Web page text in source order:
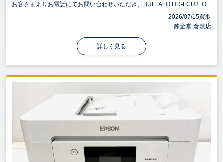
お客さまよりお電話にてお問い合わせいただき、BUFFALO HD-LCU3 .O...
2026/07/15買取
錬金堂 倉敷店
詳しく見る